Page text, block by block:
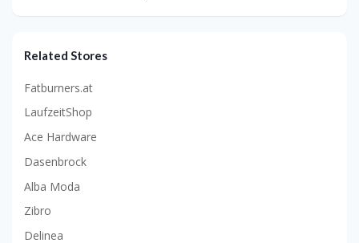
Related Stores
Fatburners.at
LaufzeitShop
Ace Hardware
Dasenbrock
Alba Moda
Zibro
Delinea